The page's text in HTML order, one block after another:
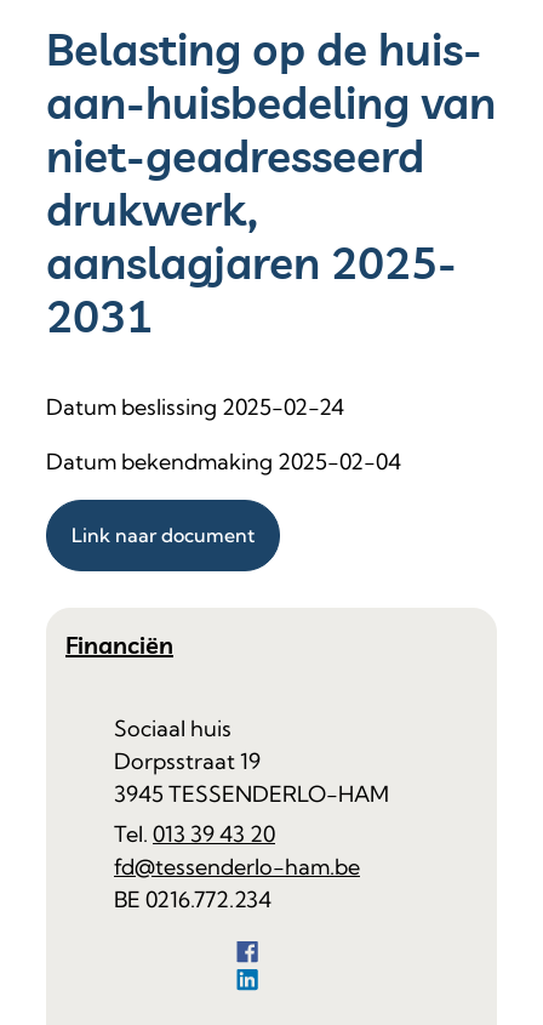
Belasting op de huis-
aan-huisbedeling van
niet-geadresseerd
drukwerk,
aanslagjaren 2025-
2031
Datum beslissing 2025-02-24
Datum bekendmaking 2025-02-04
Link naar document
Financiën
AdresSociaal huis
Dorpsstraat 19
,3945 TESSENDERLO-HAM
013 39 43 20
E-mail
fd@tessenderlo-ham.be
Ondernemingsnummer
BE 0216.772.234
Financiën
Financiën